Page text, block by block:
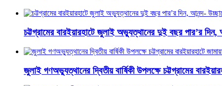
চট্টগ্রামের বারইয়ারহাটে জুলাই অভ্যুত্থানের দুই বছর পার’র দিন,
জুলাই গণঅভ্যুত্থানের দ্বিতীয় বার্ষিকী উপলক্ষে চট্টগ্রামের